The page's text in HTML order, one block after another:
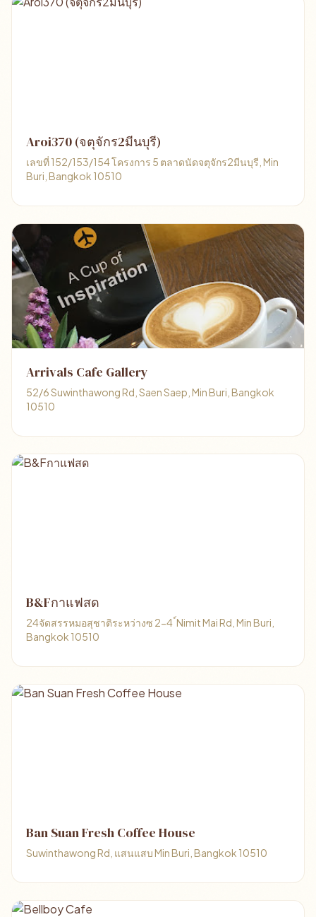
Aroi370 (จตุจักร2มีนบุรี)
เลขที่ 152/153/154 โครงการ 5 ตลาดนัดจตุจักร2มีนบุรี, Min
Buri, Bangkok 10510
Arrivals Cafe Gallery
52/6 Suwinthawong Rd, Saen Saep, Min Buri, Bangkok
10510
B&Fกาแฟสด
24จัดสรรหมอสุชาติระหว่างซ 2-4 ์Nimit Mai Rd, Min Buri,
Bangkok 10510
Ban Suan Fresh Coffee House
Suwinthawong Rd, แสนแสบ Min Buri, Bangkok 10510